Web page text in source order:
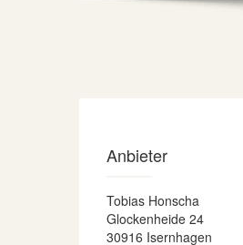
Anbieter
Tobias Honscha
Glockenheide 24
30916 Isernhagen